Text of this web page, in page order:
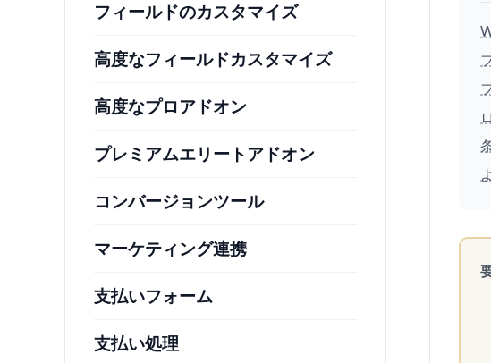
フィールドのカスタマイズ
高度なフィールドカスタマイズ
高度なプロアドオン
プレミアムエリートアドオン
コンバージョンツール
マーケティング連携
支払いフォーム
支払い処理